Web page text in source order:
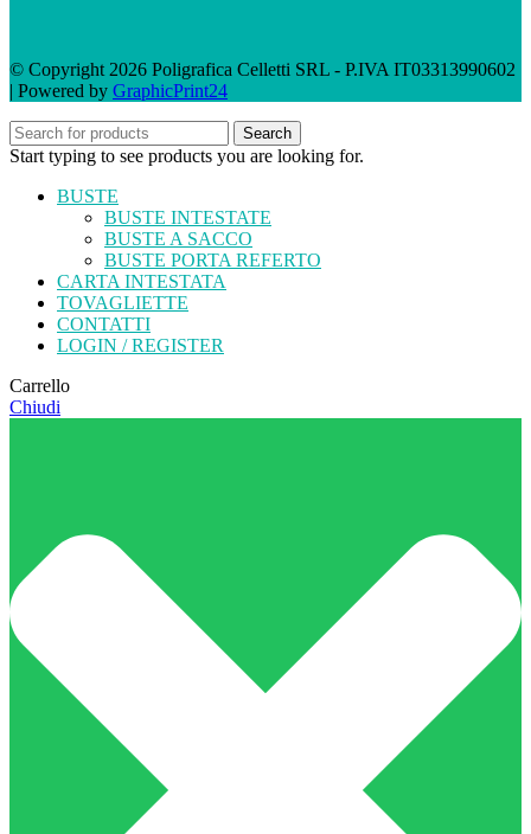
© Copyright 2026 Poligrafica Celletti SRL - P.IVA IT03313990602
| Powered by GraphicPrint24
Search
Start typing to see products you are looking for.
BUSTE
BUSTE INTESTATE
BUSTE A SACCO
BUSTE PORTA REFERTO
CARTA INTESTATA
TOVAGLIETTE
CONTATTI
LOGIN / REGISTER
Carrello
Chiudi